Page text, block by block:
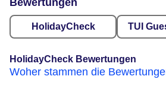
Bewertungen
HolidayCheck TUI
HolidayCheck Bewertungen
Woher stammen die